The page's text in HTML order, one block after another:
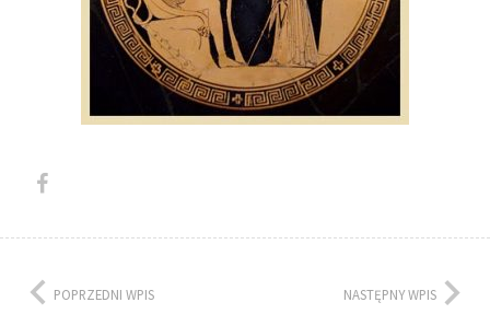
POPRZEDNI WPIS NASTĘPNY WPIS